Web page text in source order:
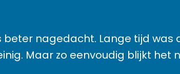
nagedacht. Lange tijd was
Maar zo eenvoudig blijkt het